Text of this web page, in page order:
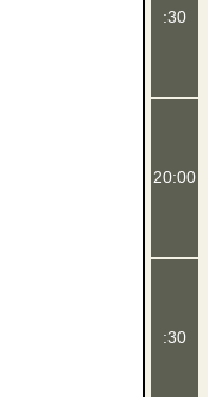
:30
20:00
:30